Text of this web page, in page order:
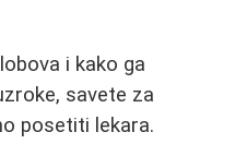
i kako ga
savete za
posetiti lekara.